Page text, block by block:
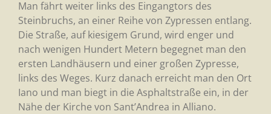
Man fährt weiter links des Eingangtors des
Steinbruchs, an einer Reihe von Zypressen entlang.
Die Straße, auf kiesigem Grund, wird enger und
nach wenigen Hundert Metern begegnet man den
ersten Landhäusern und einer großen Zypresse,
links des Weges. Kurz danach erreicht man den Ort
Iano und man biegt in die Asphaltstraße ein, in der
Nähe der Kirche von Sant’Andrea in Alliano.